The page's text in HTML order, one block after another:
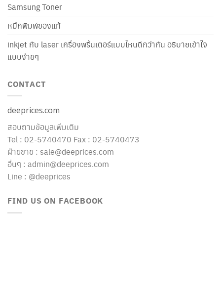
Samsung Toner
หมึกพิมพ์ของแท้
inkjet กับ laser เครื่องพริ้นเตอร์แบบไหนดีกว่ากัน อธิบายเข้าใจ
แบบง่ายๆ
CONTACT
deeprices.com
สอบถามข้อมูลเพิ่มเติม
Tel : 02-5740470 Fax : 02-5740473
ฝ่ายขาย : sale@deeprices.com
อื่นๆ : admin@deeprices.com
Line : @deeprices
FIND US ON FACEBOOK